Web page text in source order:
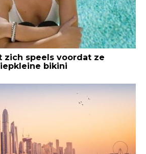
zich speels voordat ze
bikini